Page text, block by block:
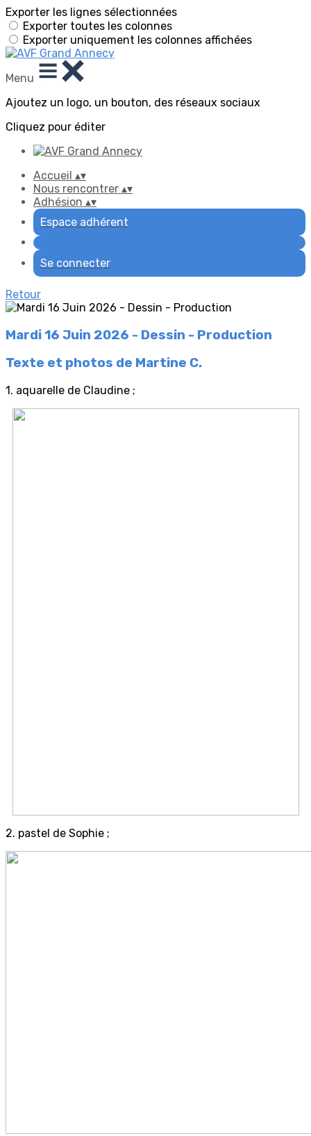
Exporter les lignes sélectionnées
Exporter toutes les colonnes
Exporter uniquement les colonnes affichées
Menu
Ajoutez un logo, un bouton, des réseaux sociaux
Cliquez pour éditer
Accueil ▴▾
Nous rencontrer ▴▾
Adhésion ▴▾
Espace adhérent
Se connecter
Retour
Mardi 16 Juin 2026 - Dessin - Production
Texte et photos de Martine C.
1. aquarelle de Claudine ;
2. pastel de Sophie ;